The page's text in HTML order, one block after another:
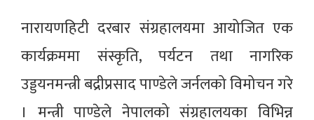
नारायणहिटी दरबार संग्रहालयमा आयोजित एक
कार्यक्रममा संस्कृति, पर्यटन तथा नागरिक
उड्डयनमन्त्री बद्रीप्रसाद पाण्डेले जर्नलको विमोचन गरे
। मन्त्री पाण्डेले नेपालको संग्रहालयका विभिन्न